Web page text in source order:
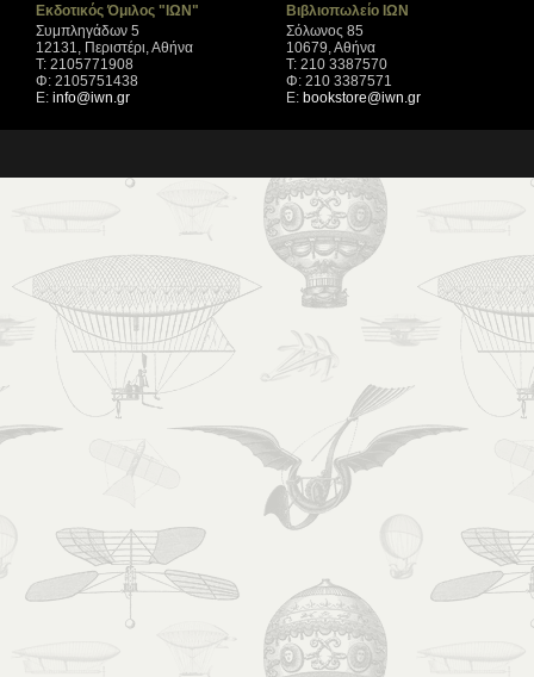
Εκδοτικός Όμιλος "ΙΩΝ"
Συμπληγάδων 5
12131, Περιστέρι, Αθήνα
Τ: 2105771908
Φ: 2105751438
Ε: info@iwn.gr
Βιβλιοπωλείο ΙΩΝ
Σόλωνος 85
10679, Αθήνα
Τ: 210 3387570
Φ: 210 3387571
Ε: bookstore@iwn.gr